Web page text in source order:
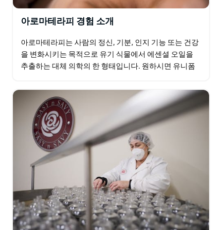
아로마테라피 경험 소개
아로마테라피는 사람의 정신, 기분, 인지 기능 또는 건강
을 변화시키는 목적으로 유기 식물에서 에센셜 오일을
추출하는 대체 의학의 한 형태입니다. 원하시면 유니폼
빙을…